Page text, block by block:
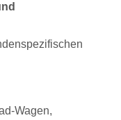
Wagen,